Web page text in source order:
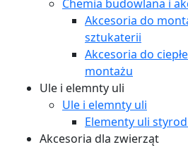
Chemia budowlana i
Akcesoria do
sztukaterii
Akcesoria do
montażu
Ule i elemnty uli
Ule i elemnty uli
Elementy uli
Akcesoria dla zwierząt